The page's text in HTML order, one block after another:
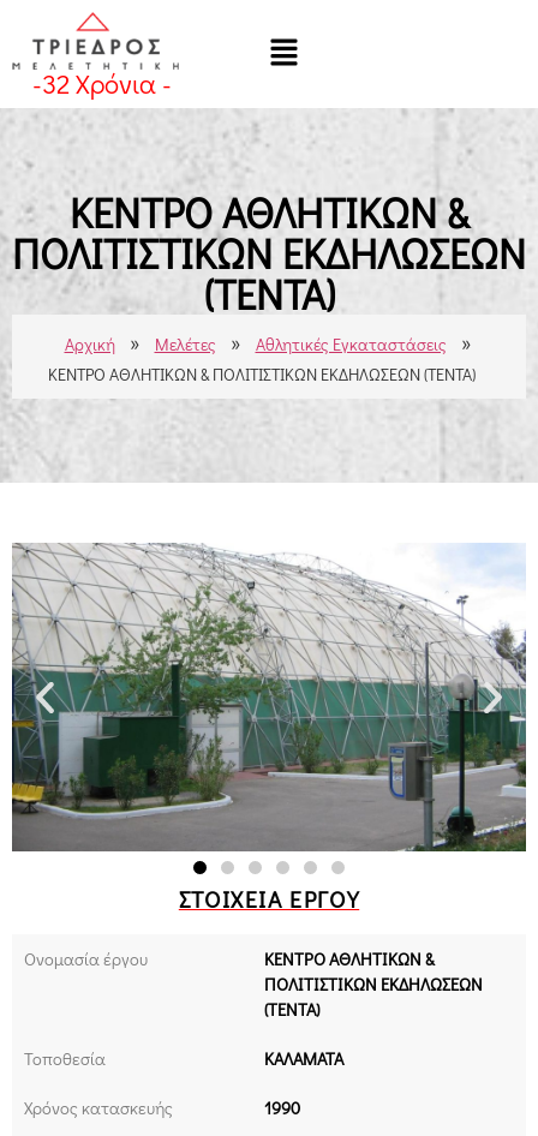
-32Χρόνια -
ΚΕΝΤΡΟ ΑΘΛΗΤΙΚΩΝ &
ΠΟΛΙΤΙΣΤΙΚΩΝ ΕΚΔΗΛΩΣΕΩΝ
(ΤΕΝΤΑ)
Αρχική » Μελέτες » Αθλητικές Εγκαταστάσεις »
ΚΕΝΤΡΟ ΑΘΛΗΤΙΚΩΝ & ΠΟΛΙΤΙΣΤΙΚΩΝ ΕΚΔΗΛΩΣΕΩΝ (ΤΕΝΤΑ)
ΣΤΟΙΧΕΊΑ ΈΡΓΟΥ
Ονομασία έργου
ΚΕΝΤΡΟ ΑΘΛΗΤΙΚΩΝ &
ΠΟΛΙΤΙΣΤΙΚΩΝ ΕΚΔΗΛΩΣΕΩΝ
(ΤΕΝΤΑ)
Τοποθεσία ΚΑΛΑΜΑΤΑ
Χρόνος κατασκευής 1990